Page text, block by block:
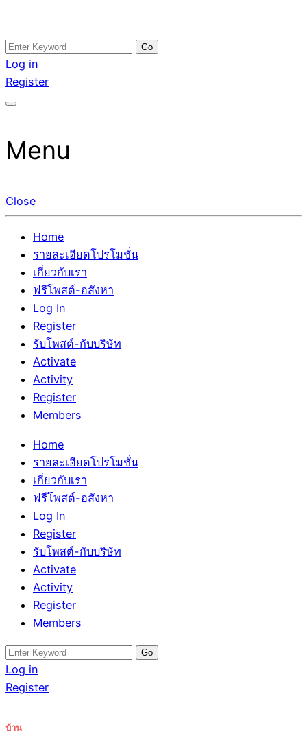
Skip
to
content
อสังหาโพสต์ รีวิวเยอะ รับจ้างโพสต์ขายบ้าน รับจ้างโพสต์อสัง
หา แตกต่างอย่างตั้งใจ รับรองผล อันดับ1 การโพสต์ขายอสังหา
กับทีมงานบริษัท บ้าน ที่ดิน คอนโด ติดGoogleหน้าแรกได้จริงๆ
รับจ้างโพสอสังหา ขายบ้าน อสังหาโพสต์ เชื่อถือได้จริง รับ
โพสต์ ที่ดิน กับทีมงานบริษัท ถูกและดีที่สุด ไม่มีค่านายหน้า
ขายได้จริงๆ ช่วยสร้างโอกาสในการขายได้มากกว่า ที่เดียว ที่
Search
for:
Log in
Register
Menu
Close
Home
รายละเอียดโปรโมชั่น
เกี่ยวกับเรา
ฟรีโพสต์-อสังหา
Log In
Register
รับโพสต์-กับบริษัท
Activate
Activity
Register
Members
Home
รายละเอียดโปรโมชั่น
เกี่ยวกับเรา
ฟรีโพสต์-อสังหา
Log In
Register
รับโพสต์-กับบริษัท
Activate
Activity
Register
Members
Search
for:
Log in
Register
บ้าน